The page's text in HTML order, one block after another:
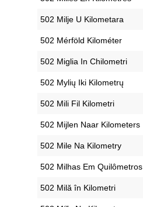
‎502 Milje U Kilometara
‎502 Mérföld Kilométer
‎502 Miglia In Chilometri
‎502 Mylių Iki Kilometrų
‎502 Mili Fil Kilometri
‎502 Mijlen Naar Kilometers
‎502 Mile Na Kilometry
‎502 Milhas Em Quilômetros
‎502 Milă în Kilometri